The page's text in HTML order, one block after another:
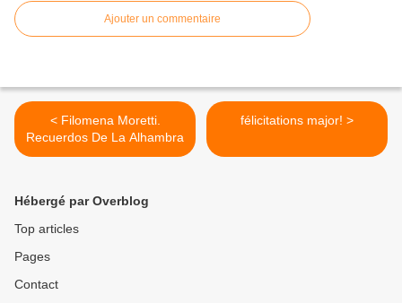
Ajouter un commentaire
< Filomena Moretti.
Recuerdos De La Alhambra
félicitations major! >
Hébergé par Overblog
Top articles
Pages
Contact